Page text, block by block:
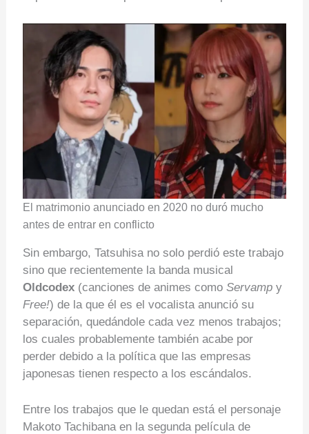
El matrimonio anunciado en 2020 no duró mucho
antes de entrar en conflicto
Sin embargo, Tatsuhisa no solo perdió este trabajo
sino que recientemente la banda musical
Oldcodex(canciones de animes como Servampy
Free!) de la que él es el vocalista anunció su
separación, quedándole cada vez menos trabajos;
los cuales probablemente también acabe por
perder debido a la política que las empresas
japonesas tienen respecto a los escándalos.
Entre los trabajos que le quedan está el personaje
Makoto Tachibana en la segunda película de